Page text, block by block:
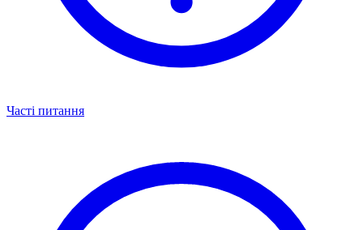
Часті питання